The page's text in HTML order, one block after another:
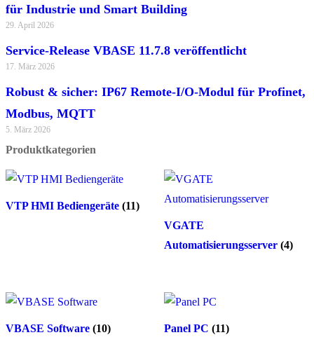
für Industrie und Smart Building
29. April 2026
Service-Release VBASE 11.7.8 veröffentlicht
17. März 2026
Robust & sicher: IP67 Remote-I/O-Modul für Profinet,
Modbus, MQTT
5. März 2026
Produktkategorien
VTP HMI Bediengeräte (11)
VGATE
Automatisierungsserver (4)
VBASE Software (10) Panel PC (11)